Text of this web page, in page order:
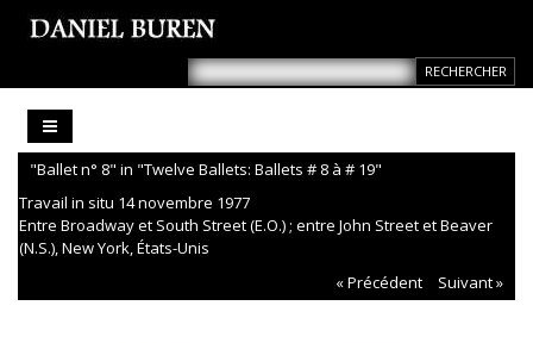
"Ballet n° 8" in "Twelve Ballets: Ballets # 8 à # 19"
Travail in situ 14 novembre 1977
Entre Broadway et South Street (E.O.) ; entre John Street et Beaver
(N.S.), New York, États-Unis
« Précédent
Suivant »